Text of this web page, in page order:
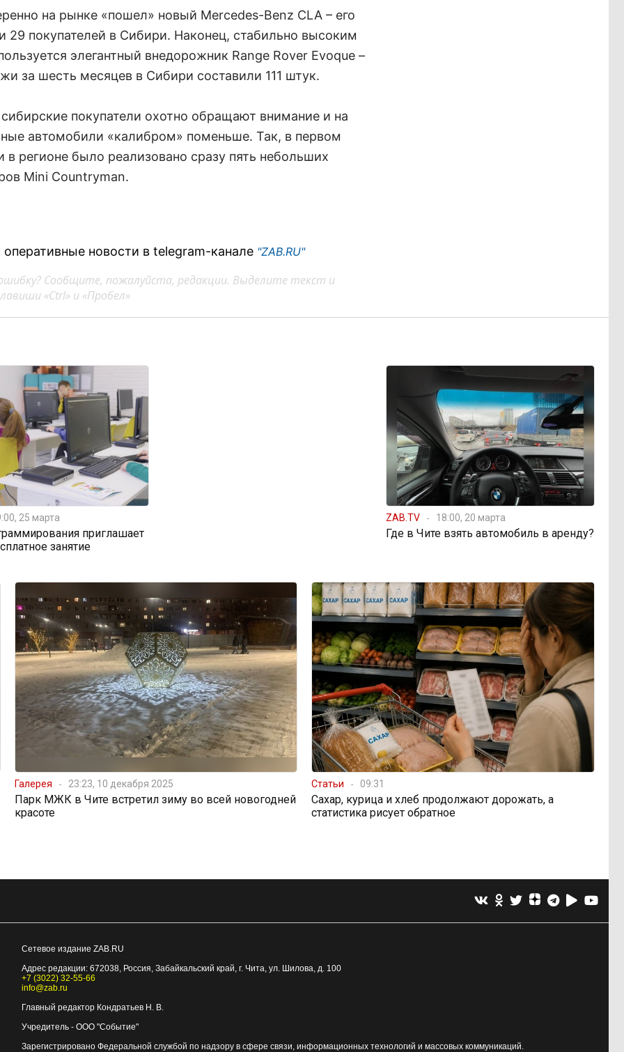
на рынке «пошел» новый Mercedes-Benz CLA – его
29 покупателей в Сибири. Наконец, стабильно высоким
элегантный внедорожник Range Rover Evoque –
за шесть месяцев в Сибири составили 111 штук.
покупатели охотно обращают внимание и на
автомобили «калибром» поменьше. Так, в первом
в регионе было реализовано сразу пять небольших
Mini Countryman.
новости в telegram-канале "ZAB.RU"
Сообщите, пожалуйста, редакции. Выделите текст и
«Ctrl» и «Пробел»
25 марта
приглашает
занятие
ZAB.TV 18:00, 20 марта
Где в Чите взять автомобиль в аренду?
Галерея 23:23, 10 декабря 2025
Парк МЖК в Чите встретил зиму во всей новогодней
красоте
Статьи 09:31
Сахар, курица и хлеб продолжают дорожать, а
статистика рисует обратное
Сетевое издание ZAB.RU
Адрес редакции: 672038, Россия, Забайкальский край, г. Чита, ул. Шилова, д. 100
+7 (3022) 32-55-66
info@zab.ru
Главный редактор Кондратьев Н. В.
Учредитель - ООО "Событие"
Зарегистрировано Федеральной службой по надзору в сфере связи, информационных технологий и массовых коммуникаций.